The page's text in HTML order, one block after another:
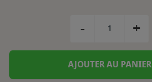
- +
AJOUTER AU PANIER